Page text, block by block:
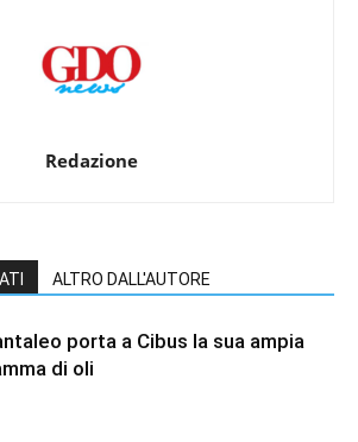
Redazione
ALTRO DALL'AUTORE
porta a Cibus la sua ampia
di oli